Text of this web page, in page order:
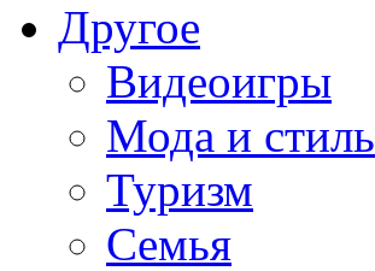
Другое
Видеоигры
Мода и стиль
Туризм
Семья